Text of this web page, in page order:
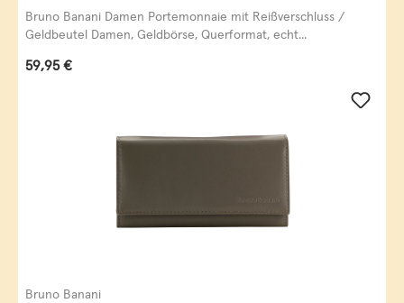
Querformat, echt Leder, black/white/red
Bruno Banani Damen Portemonnaie mit Reißverschluss /
Geldbeutel Damen, Geldbörse, Querformat, echt...
Regulärer Preis:
59,95 €
Bruno Banani